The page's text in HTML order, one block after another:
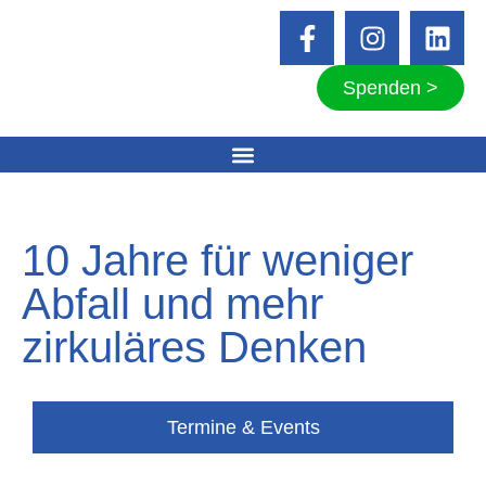
Spenden >
10 Jahre für weniger
Abfall und mehr
zirkuläres Denken
Termine & Events